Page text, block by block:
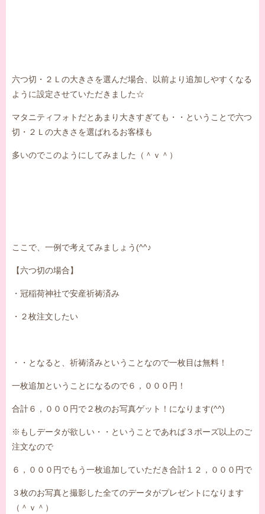
六つ切・２Ｌの大きさを選んだ場合、以前より追加しやすくなる
ように設定させていただきました☆
マタニティフォトだとあまり大きすぎても・・ということで六つ
切・２Ｌの大きさを選ばれるお客様も
多いのでこのようにしてみました（＾ｖ＾）
ここで、一例で考えてみましょう(^^♪
【六つ切の場合】
・冠稲荷神社で安産祈祷済み
・２枚注文したい
・・となると、祈祷済みということなので一枚目は無料！
一枚追加ということになるので６，０００円！
合計６，０００円で２枚のお写真ゲット！になります(^^)
※もしデータが欲しい・・ということであれば３ポーズ以上のご
注文なので
６，０００円でもう一枚追加していただき合計１２，０００円で
３枚のお写真と撮影した全てのデータがプレゼントになります
（＾ｖ＾）